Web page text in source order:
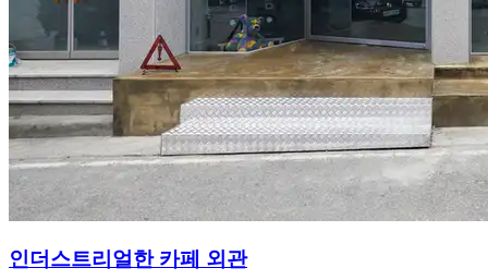
인더스트리얼한 카페 외관